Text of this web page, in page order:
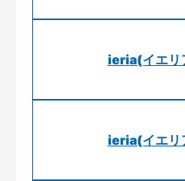
ieria(イエリ
ieria(イエリ